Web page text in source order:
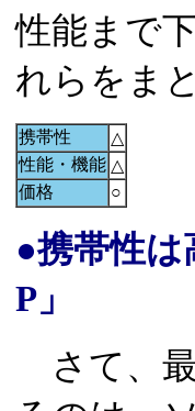
性能まで
れらをま
携帯性
△
性能・機能 △
価格
○
●携帯性
P」
さて、